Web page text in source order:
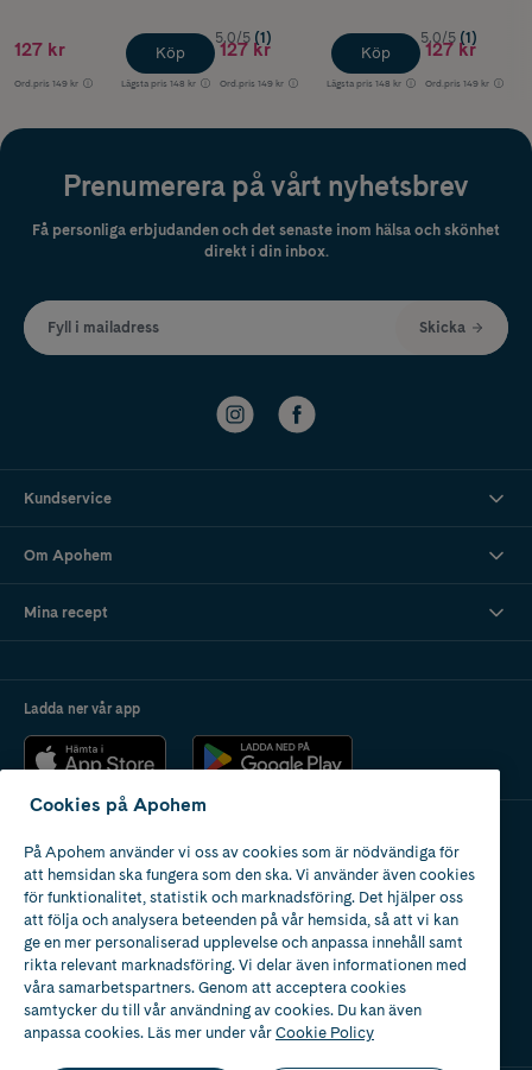
127 kr
Ord.pris 149 kr Lägsta pris 148 kr
Köp
5.0/5 (1)
127 kr
Ord.pris 149 kr Lägsta pris 148 kr
Köp
5.0/5 (1)
127 kr
Ord.pris 149 kr
Prenumerera på vårt nyhetsbrev
Få personliga erbjudanden och det senaste inom hälsa och skönhet
direkt i din inbox.
Fyll i mailadress Skicka
Kundservice
Om Apohem
Mina recept
Ladda ner vår app
Apotek med tillstånd
av Läkemedelsverket
Cookies på Apohem
På Apohem använder vi oss av cookies som är nödvändiga för
att hemsidan ska fungera som den ska. Vi använder även cookies
för funktionalitet, statistik och marknadsföring. Det hjälper oss
att följa och analysera beteenden på vår hemsida, så att vi kan
ge en mer personaliserad upplevelse och anpassa innehåll samt
rikta relevant marknadsföring. Vi delar även informationen med
våra samarbetspartners. Genom att acceptera cookies
samtycker du till vår användning av cookies. Du kan även
anpassa cookies. Läs mer under vårCookie Policy